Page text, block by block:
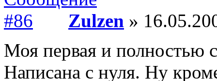
Zulzen »
Моя первая и полностью
Написана с нуля. Ну